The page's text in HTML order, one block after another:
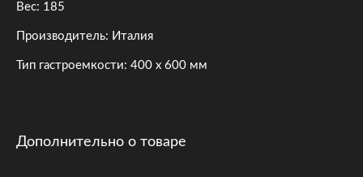
Вес: 185
Производитель: Италия
Тип гастроемкости: 400 х 600 мм
Дополнительно о товаре